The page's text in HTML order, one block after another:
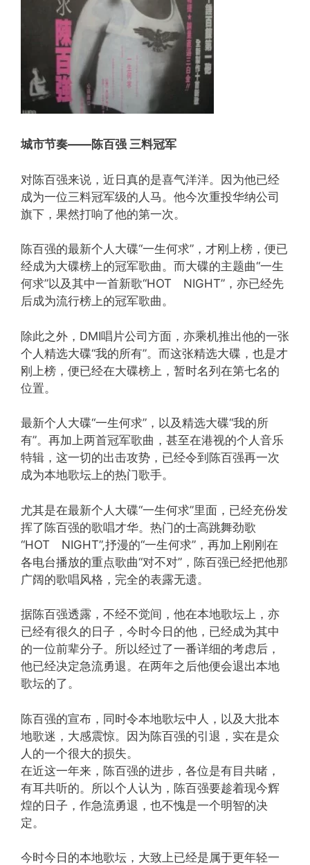
城市节奏——陈百强 三料冠军
对陈百强来说，近日真的是喜气洋洋。因为他已经
成为一位三料冠军级的人马。他今次重投华纳公司
旗下，果然打响了他的第一次。
陈百强的最新个人大碟“一生何求”，才刚上榜，便已
经成为大碟榜上的冠军歌曲。而大碟的主题曲“一生
何求”以及其中一首新歌“HOT NIGHT”，亦已经先
后成为流行榜上的冠军歌曲。
除此之外，DMI唱片公司方面，亦乘机推出他的一张
个人精选大碟“我的所有”。而这张精选大碟，也是才
刚上榜，便已经在大碟榜上，暂时名列在第七名的
位置。
最新个人大碟“一生何求”，以及精选大碟“我的所
有”。再加上两首冠军歌曲，甚至在港视的个人音乐
特辑，这一切的出击攻势，已经令到陈百强再一次
成为本地歌坛上的热门歌手。
尤其是在最新个人大碟“一生何求”里面，已经充份发
挥了陈百强的歌唱才华。热门的士高跳舞劲歌
“HOT NIGHT”,抒漫的“一生何求”，再加上刚刚在
各电台播放的重点歌曲“对不对”，陈百强已经把他那
广阔的歌唱风格，完全的表露无遗。
据陈百强透露，不经不觉间，他在本地歌坛上，亦
已经有很久的日子，今时今日的他，已经成为其中
的一位前辈分子。所以经过了一番详细的考虑后，
他已经决定急流勇退。在两年之后他便会退出本地
歌坛的了。
陈百强的宣布，同时令本地歌坛中人，以及大批本
地歌迷，大感震惊。因为陈百强的引退，实在是众
人的一个很大的损失。
在近这一年来，陈百强的进步，各位是有目共睹，
有耳共听的。所以个人认为，陈百强要趁着现今辉
煌的日子，作急流勇退，也不愧是一个明智的决
定。
今时今日的本地歌坛，大致上已经是属于更年轻一